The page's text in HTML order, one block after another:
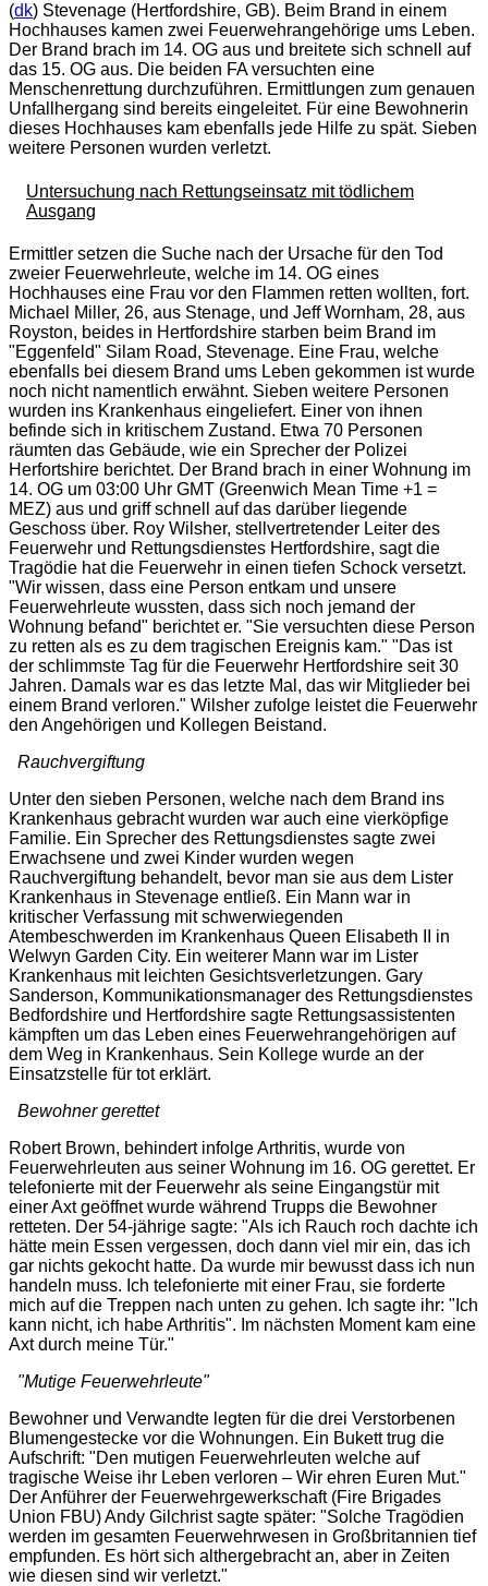
(dk) Stevenage (Hertfordshire, GB). Beim Brand in einem
Hochhauses kamen zwei Feuerwehrangehörige ums Leben.
Der Brand brach im 14. OG aus und breitete sich schnell auf
das 15. OG aus. Die beiden FA versuchten eine
Menschenrettung durchzuführen. Ermittlungen zum genauen
Unfallhergang sind bereits eingeleitet. Für eine Bewohnerin
dieses Hochhauses kam ebenfalls jede Hilfe zu spät. Sieben
weitere Personen wurden verletzt.
Untersuchung nach Rettungseinsatz mit tödlichem
Ausgang
Ermittler setzen die Suche nach der Ursache für den Tod
zweier Feuerwehrleute, welche im 14. OG eines
Hochhauses eine Frau vor den Flammen retten wollten, fort.
Michael Miller, 26, aus Stenage, und Jeff Wornham, 28, aus
Royston, beides in Hertfordshire starben beim Brand im
"Eggenfeld" Silam Road, Stevenage. Eine Frau, welche
ebenfalls bei diesem Brand ums Leben gekommen ist wurde
noch nicht namentlich erwähnt. Sieben weitere Personen
wurden ins Krankenhaus eingeliefert. Einer von ihnen
befinde sich in kritischem Zustand. Etwa 70 Personen
räumten das Gebäude, wie ein Sprecher der Polizei
Herfortshire berichtet. Der Brand brach in einer Wohnung im
14. OG um 03:00 Uhr GMT (Greenwich Mean Time +1 =
MEZ) aus und griff schnell auf das darüber liegende
Geschoss über. Roy Wilsher, stellvertretender Leiter des
Feuerwehr und Rettungsdienstes Hertfordshire, sagt die
Tragödie hat die Feuerwehr in einen tiefen Schock versetzt.
"Wir wissen, dass eine Person entkam und unsere
Feuerwehrleute wussten, dass sich noch jemand der
Wohnung befand" berichtet er. "Sie versuchten diese Person
zu retten als es zu dem tragischen Ereignis kam." "Das ist
der schlimmste Tag für die Feuerwehr Hertfordshire seit 30
Jahren. Damals war es das letzte Mal, das wir Mitglieder bei
einem Brand verloren." Wilsher zufolge leistet die Feuerwehr
den Angehörigen und Kollegen Beistand.
Rauchvergiftung
Unter den sieben Personen, welche nach dem Brand ins
Krankenhaus gebracht wurden war auch eine vierköpfige
Familie. Ein Sprecher des Rettungsdienstes sagte zwei
Erwachsene und zwei Kinder wurden wegen
Rauchvergiftung behandelt, bevor man sie aus dem Lister
Krankenhaus in Stevenage entließ. Ein Mann war in
kritischer Verfassung mit schwerwiegenden
Atembeschwerden im Krankenhaus Queen Elisabeth II in
Welwyn Garden City. Ein weiterer Mann war im Lister
Krankenhaus mit leichten Gesichtsverletzungen. Gary
Sanderson, Kommunikationsmanager des Rettungsdienstes
Bedfordshire und Hertfordshire sagte Rettungsassistenten
kämpften um das Leben eines Feuerwehrangehörigen auf
dem Weg in Krankenhaus. Sein Kollege wurde an der
Einsatzstelle für tot erklärt.
Bewohner gerettet
Robert Brown, behindert infolge Arthritis, wurde von
Feuerwehrleuten aus seiner Wohnung im 16. OG gerettet. Er
telefonierte mit der Feuerwehr als seine Eingangstür mit
einer Axt geöffnet wurde während Trupps die Bewohner
retteten. Der 54-jährige sagte: "Als ich Rauch roch dachte ich
hätte mein Essen vergessen, doch dann viel mir ein, das ich
gar nichts gekocht hatte. Da wurde mir bewusst dass ich nun
handeln muss. Ich telefonierte mit einer Frau, sie forderte
mich auf die Treppen nach unten zu gehen. Ich sagte ihr: " Ich
kann nicht, ich habe Arthritis". Im nächsten Moment kam eine
Axt durch meine Tür."
"Mutige Feuerwehrleute"
Bewohner und Verwandte legten für die drei Verstorbenen
Blumengestecke vor die Wohnungen. Ein Bukett trug die
Aufschrift: "Den mutigen Feuerwehrleuten welche auf
tragische Weise ihr Leben verloren – Wir ehren Euren Mut."
Der Anführer der Feuerwehrgewerkschaft (Fire Brigades
Union FBU) Andy Gilchrist sagte später: "Solche Tragödien
werden im gesamten Feuerwehrwesen in Großbritannien tief
empfunden. Es hört sich althergebracht an, aber in Zeiten
wie diesen sind wir verletzt."